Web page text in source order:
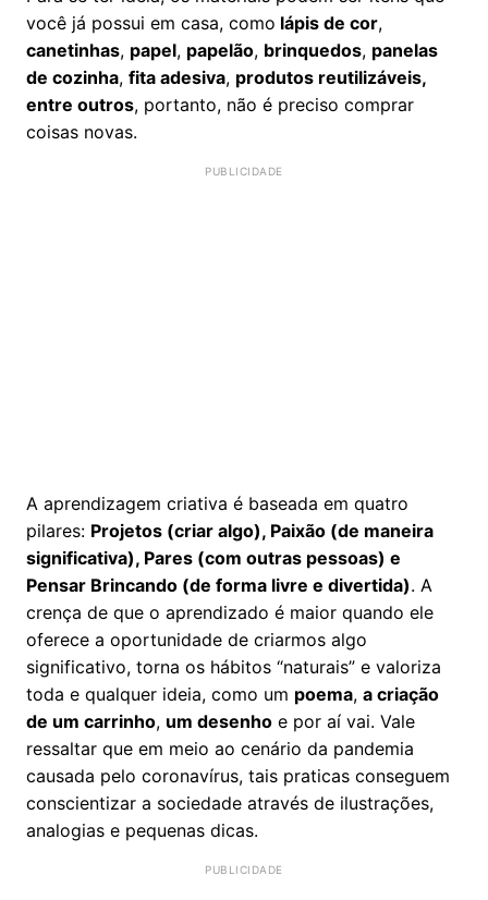
você já possui em casa, como lápis de cor,
canetinhas, papel, papelão, brinquedos, panelas
de cozinha, fita adesiva, produtos reutilizáveis,
entre outros, portanto, não é preciso comprar
coisas novas.
A aprendizagem criativa é baseada em quatro
pilares: Projetos (criar algo), Paixão (de maneira
significativa), Pares (com outras pessoas) e
Pensar Brincando (de forma livre e divertida). A
crença de que o aprendizado é maior quando ele
oferece a oportunidade de criarmos algo
significativo, torna os hábitos “naturais” e valoriza
toda e qualquer ideia, como um poema, a criação
de um carrinho, um desenho e por aí vai. Vale
ressaltar que em meio ao cenário da pandemia
causada pelo coronavírus, tais praticas conseguem
conscientizar a sociedade através de ilustrações,
analogias e pequenas dicas.